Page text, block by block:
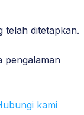
telah ditetapkan.
pengalaman
kami